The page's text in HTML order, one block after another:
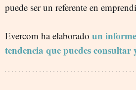
puede ser un referente en
Evercom ha elaborado un
tendencia que puedes consultar